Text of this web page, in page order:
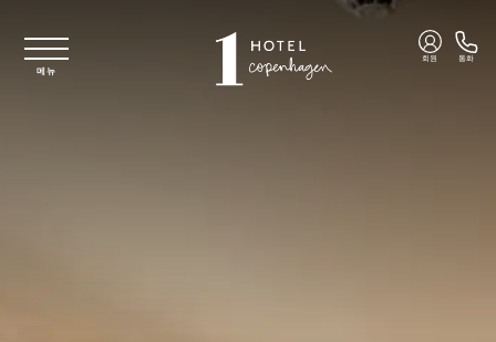
메뉴
회원 통화